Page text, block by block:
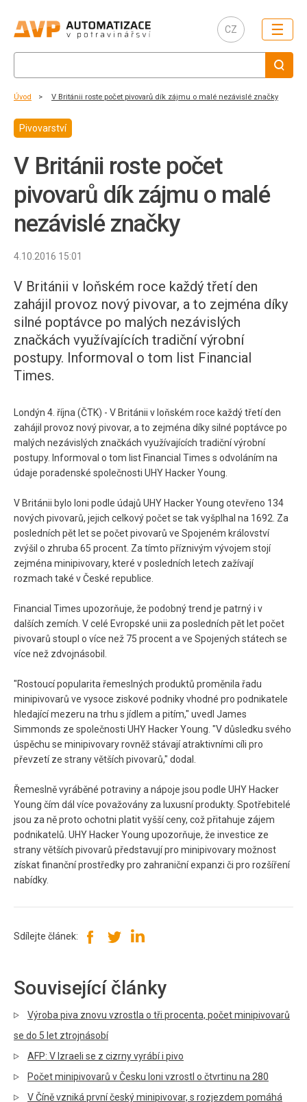
CZ ☰
Úvod V Británii roste počet pivovarů dík zájmu o malé nezávislé značky
Pivovarství
V Británii roste počet
pivovarů dík zájmu o malé
nezávislé značky
4.10.2016 15:01
V Británii v loňském roce každý třetí den
zahájil provoz nový pivovar, a to zejména díky
silné poptávce po malých nezávislých
značkách využívajících tradiční výrobní
postupy. Informoval o tom list Financial
Times.
Londýn 4. října (ČTK) - V Británii v loňském roce každý třetí den
zahájil provoz nový pivovar, a to zejména díky silné poptávce po
malých nezávislých značkách využívajících tradiční výrobní
postupy. Informoval o tom list Financial Times s odvoláním na
údaje poradenské společnosti UHY Hacker Young.
V Británii bylo loni podle údajů UHY Hacker Young otevřeno 134
nových pivovarů, jejich celkový počet se tak vyšplhal na 1692. Za
posledních pět let se počet pivovarů ve Spojeném království
zvýšil o zhruba 65 procent. Za tímto příznivým vývojem stojí
zejména minipivovary, které v posledních letech zažívají
rozmach také v České republice.
Financial Times upozorňuje, že podobný trend je patrný i v
dalších zemích. V celé Evropské unii za posledních pět let počet
pivovarů stoupl o více než 75 procent a ve Spojených státech se
více než zdvojnásobil.
"Rostoucí popularita řemeslných produktů proměnila řadu
minipivovarů ve vysoce ziskové podniky vhodné pro podnikatele
hledající mezeru na trhu s jídlem a pitím," uvedl James
Simmonds ze společnosti UHY Hacker Young. "V důsledku svého
úspěchu se minipivovary rovněž stávají atraktivními cíli pro
převzetí ze strany větších pivovarů," dodal.
Řemeslně vyráběné potraviny a nápoje jsou podle UHY Hacker
Young čím dál více považovány za luxusní produkty. Spotřebitelé
jsou za ně proto ochotni platit vyšší ceny, což přitahuje zájem
podnikatelů. UHY Hacker Young upozorňuje, že investice ze
strany větších pivovarů představují pro minipivovary možnost
získat finanční prostředky pro zahraniční expanzi či pro rozšíření
nabídky.
Sdílejte článek:
Související články
Výroba piva znovu vzrostla o tři procenta, počet minipivovarů
se do 5 let ztrojnásobí
AFP: V Izraeli se z cizrny vyrábí i pivo
Počet minipivovarů v Česku loni vzrostl o čtvrtinu na 280
V Číně vzniká první český minipivovar, s rozjezdem pomáhá